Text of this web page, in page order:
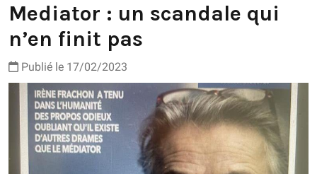
Mediator : un scandale qui
n’en finit pas
Publié le 17/02/2023